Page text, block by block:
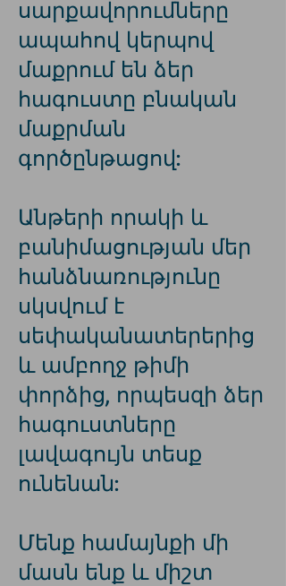
սարքավորումները
ապահով կերպով
մաքրում են ձեր
հագուստը բնական
մաքրման
գործընթացով:
Անթերի որակի և
բանիմացության մեր
հանձնառությունը
սկսվում է
սեփականատերերից
և ամբողջ թիմի
փորձից, որպեսզի ձեր
հագուստները
լավագույն տեսք
ունենան:
Մենք համայնքի մի
մասն ենք և միշտ